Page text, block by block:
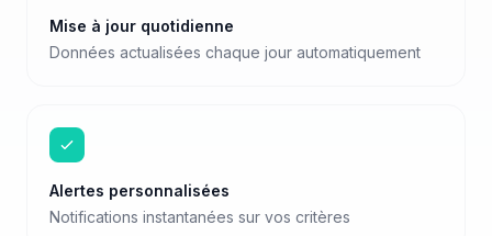
Mise à jour quotidienne
Données actualisées chaque jour automatiquement
Alertes personnalisées
Notifications instantanées sur vos critères